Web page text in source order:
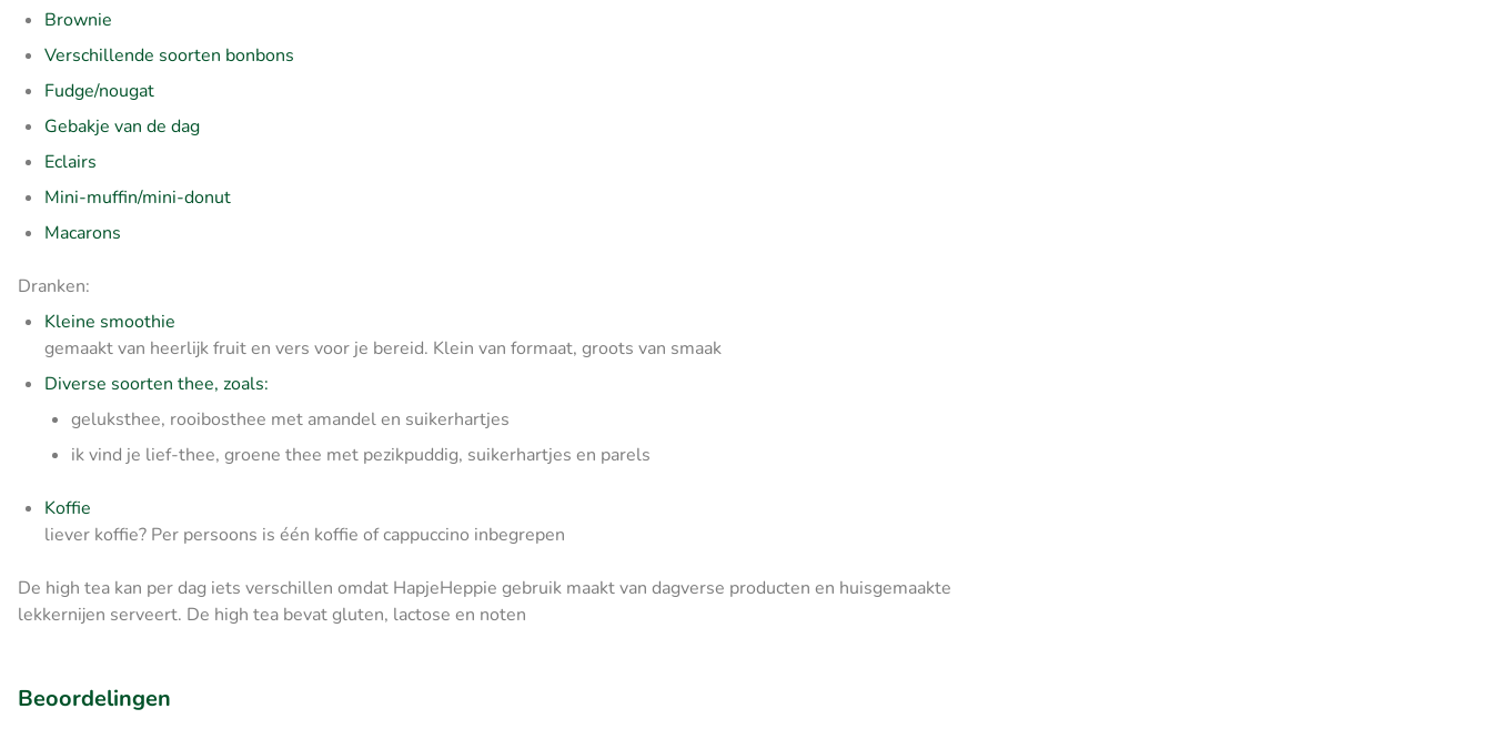
Brownie
Verschillende soorten bonbons
Fudge/nougat
Gebakje van de dag
Eclairs
Mini-muffin/mini-donut
Macarons
Dranken:
Kleine smoothie
gemaakt van heerlijk fruit en vers voor je bereid. Klein van formaat, groots van smaak
Diverse soorten thee, zoals:
geluksthee, rooibosthee met amandel en suikerhartjes
ik vind je lief-thee, groene thee met pezikpuddig, suikerhartjes en parels
Koffie
liever koffie? Per persoons is één koffie of cappuccino inbegrepen
De high tea kan per dag iets verschillen omdat HapjeHeppie gebruik maakt van dagverse producten en huisgemaakte
lekkernijen serveert. De high tea bevat gluten, lactose en noten
Beoordelingen